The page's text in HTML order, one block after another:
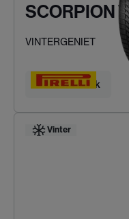
SCORPION
VINTERGENIET
Hitta ditt däck
Vinter